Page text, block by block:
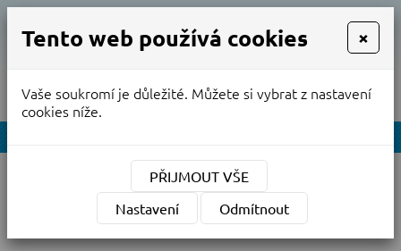
MENU
Prodej nových kalibrovaných měřidel » Teploměry
Infračervený bezkontaktní teploměr GREISINGER
Tento web používá cookies ×
Vaše soukromí je důležité. Můžete si vybrat z nastavení
cookies níže.
PŘIJMOUT VŠE
Nastavení
Odmítnout